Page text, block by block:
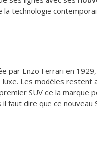
technologie
par Enzo Ferrari en 1929,
Les modèles restent
SUV de la marque
faut dire que ce nouveau